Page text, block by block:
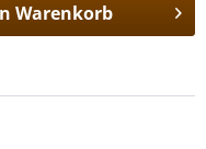
Warenkorb